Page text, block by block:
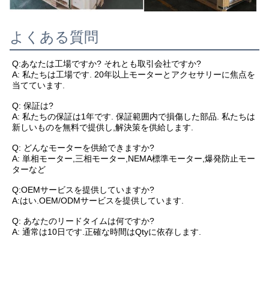
よくある質問
Q:あなたは工場ですか? それとも取引会社ですか?
A: 私たちは工場です. 20年以上モーターとアクセサリーに焦点を
当てています.
Q: 保証は?
A: 私たちの保証は1年です. 保証範囲内で損傷した部品. 私たちは
新しいものを無料で提供し,解決策を供給します.
Q: どんなモーターを供給できますか?
A: 単相モーター,三相モーター,NEMA標準モーター,爆発防止モー
ターなど
Q:OEMサービスを提供していますか?
A:はい.OEM/ODMサービスを提供しています.
Q: あなたのリードタイムは何ですか?
A: 通常は10日です.正確な時間はQtyに依存します.